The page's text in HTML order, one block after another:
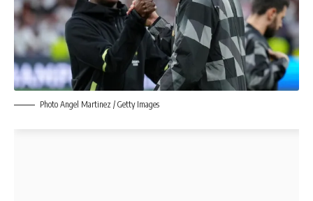
Photo Angel Martinez / Getty Images